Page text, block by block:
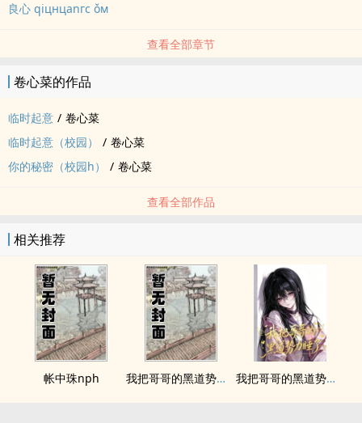
良心 qiцнцanгc ǒм
查看全部章节
卷心菜的作品
临时起意 / 卷心菜
临时起意（校园）
/ 卷心菜
你的秘密（校园h）
/ 卷心菜
查看全部作品
相关推荐
帐中珠nph 我把哥哥的黑道势力睡了 我把哥哥的黑道势力睡了（np 含骨科）